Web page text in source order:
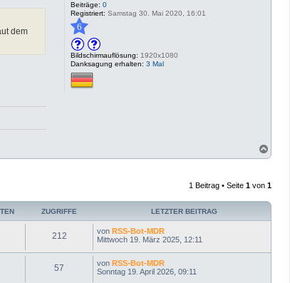
Beiträge: 0
Registriert: Samstag 30. Mai 2020, 16:01
6
Bildschirmauflösung: 1920x1080
Danksagung erhalten: 3 Mal
dem
a
o
e
1 Beitrag • Seite 1 von 1
ZUGRIFFE LETZTER BEITRAG
212 von RSS-Bot-MDR
Mittwoch 19. März 2025, 12:11
57 von RSS-Bot-MDR
Sonntag 19. April 2026, 09:11